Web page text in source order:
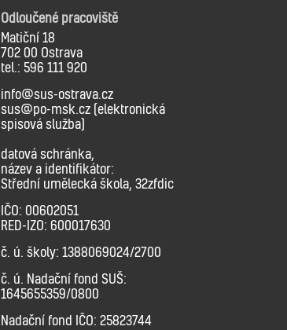
Odloučené pracoviště
Matiční 18
702 00 Ostrava
tel.: 596 111 920
info@sus-ostrava.cz
sus@po-msk.cz (elektronická
spisová služba)
datová schránka,
název a identifikátor:
Střední umělecká škola, 32zfdic
IČO: 00602051
RED-IZO: 600017630
č. ú. školy: 1388069024/2700
č. ú. Nadační fond SUŠ:
1645655359/0800
Nadační fond IČO: 25823744